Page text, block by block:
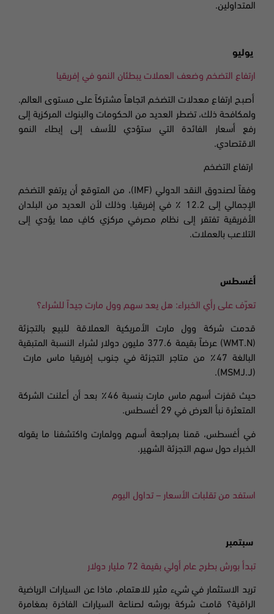
المتداولين.
يوليو
ارتفاع التضخم وضعف العملات يبطئان النمو في إفريقيا
أصبح ارتفاع معدلات التضخم اتجاهاً مشتركاً على مستوى العالم.
ولمكافحة ذلك، تضطر العديد من الحكومات والبنوك المركزية إلى
رفع أسعار الفائدة التي ستؤدي للأسف إلى إبطاء النمو
الاقتصادي.
ارتفاع التضخم
وفقاً لصندوق النقد الدولي (IMF)، من المتوقع أن يرتفع التضخم
الإجمالي إلى 12.2 ٪ في إفريقيا. وذلك لأن العديد من البلدان
الأفريقية تفتقر إلى نظام مصرفي مركزي كافٍ مما يؤدي إلى
التلاعب بالعملات.
أغسطس
تعرّف على رأي الخبراء: هل يعد سهم وول مارت جيداً للشراء؟
قدمت شركة وول مارت الأمريكية العملاقة للبيع بالتجزئة
(
WMT.N
) عرضاً بقيمة 377.6 مليون دولار لشراء النسبة المتبقية
البالغة 47٪ من متاجر التجزئة في جنوب إفريقيا ماس مارت
(MSMJ.J).
حيث قفزت أسهم ماس مارت بنسبة 46٪ بعد أن أعلنت الشركة
المتعثرة نبأ العرض في 29 أغسطس.
في أغسطس، قمنا بمراجعة أسهم وولمارت واكتشفنا ما يقوله
الخبراء حول سهم التجزئة الشهير.
استفد من تقلبات الأسعار – تداول اليوم
سبتمبر
تبدأ بورش بطرح عام أولي بقيمة 72 مليار دولار
تريد الاستثمار في شيء مثير للاهتمام، ماذا عن السيارات الرياضية
الراقية؟ قامت شركة بورشه لصناعة السيارات الفاخرة بمغامرة